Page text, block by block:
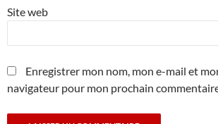
Site web
Enregistrer mon nom, mon e-mail et
navigateur pour mon prochain